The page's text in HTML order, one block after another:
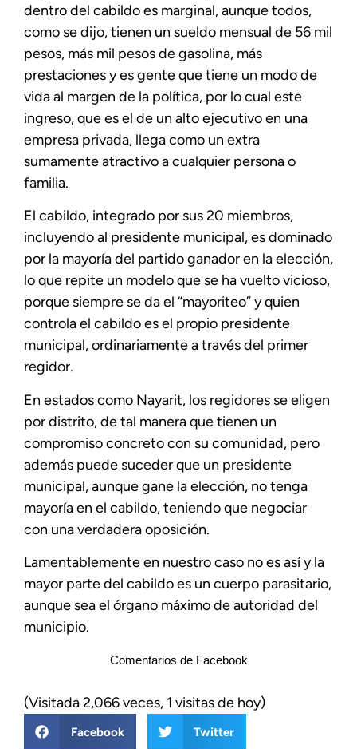
dentro del cabildo es marginal, aunque todos,
como se dijo, tienen un sueldo mensual de 56 mil
pesos, más mil pesos de gasolina, más
prestaciones y es gente que tiene un modo de
vida al margen de la política, por lo cual este
ingreso, que es el de un alto ejecutivo en una
empresa privada, llega como un extra
sumamente atractivo a cualquier persona o
familia.
El cabildo, integrado por sus 20 miembros,
incluyendo al presidente municipal, es dominado
por la mayoría del partido ganador en la elección,
lo que repite un modelo que se ha vuelto vicioso,
porque siempre se da el “mayoriteo” y quien
controla el cabildo es el propio presidente
municipal, ordinariamente a través del primer
regidor.
En estados como Nayarit, los regidores se eligen
por distrito, de tal manera que tienen un
compromiso concreto con su comunidad, pero
además puede suceder que un presidente
municipal, aunque gane la elección, no tenga
mayoría en el cabildo, teniendo que negociar
con una verdadera oposición.
Lamentablemente en nuestro caso no es así y la
mayor parte del cabildo es un cuerpo parasitario,
aunque sea el órgano máximo de autoridad del
municipio.
Comentarios de Facebook
(Visitada 2,066 veces, 1 visitas de hoy)
Facebook Twitter